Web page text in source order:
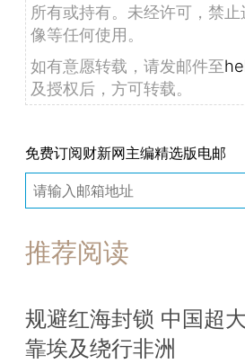
所有或持有。未经许可，禁
像等任何使用。
如有意愿转载，请发邮件至
及授权后，方可转载。
免费订阅财新网主编精选版电邮
推荐阅读
规避红海封锁 中国超
靠埃及绕行非洲